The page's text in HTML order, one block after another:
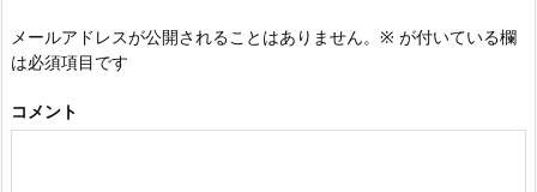
メールアドレスが公開されることはありません。 ※ が付いている欄
は必須項目です
コメント